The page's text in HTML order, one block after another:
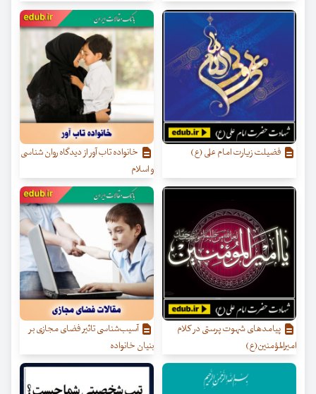
فضيلت زيارت امام على (ع)
خانواده تاب آور از دیدگاه روان شناسی
و اسلام
پیامدهای شهوت پرستی در کلام
امیرالمؤمنین(ع)
آسیب‌شناسی تاثیر فضای مجازی بر
بنیان خانواده